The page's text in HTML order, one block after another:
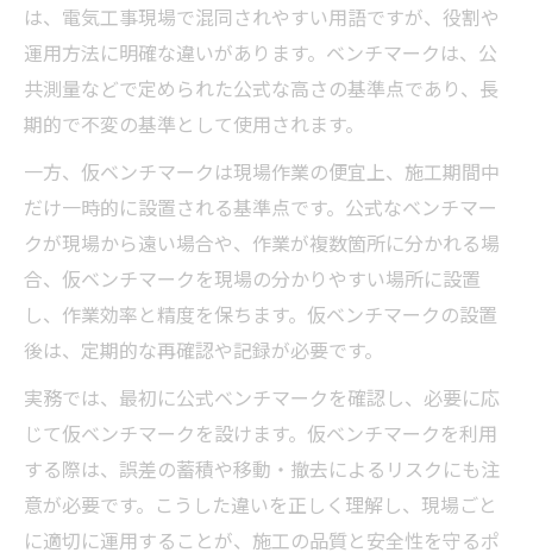
測量ベンチマークとの違いを明確に押さえ
る
建築現場で役立つ仮ベンチマーク設置方法
ベンチマークと仮ベンチマークの違いに注目
電気工事現場でのベンチマーク違いを解説
基準点と仮ベンチマークの使い分け方とは
測量で重要なベンチマークの役割を整理
建築分野におけるベンチマーク留意点
仮ベンチマーク設定で注意したい実務ポイ
ント
建築分野での電気工事ベンチマークの重要性
電気工事と建築現場の基準点連携を考える
建築基準と電気工事ベンチマークの関連性
は、電気工事現場で混同されやすい用語ですが、役割や
運用方法に明確な違いがあります。ベンチマークは、公
共測量などで定められた公式な高さの基準点であり、長
期的で不変の基準として使用されます。
一方、仮ベンチマークは現場作業の便宜上、施工期間中
だけ一時的に設置される基準点です。公式なベンチマー
クが現場から遠い場合や、作業が複数箇所に分かれる場
合、仮ベンチマークを現場の分かりやすい場所に設置
し、作業効率と精度を保ちます。仮ベンチマークの設置
後は、定期的な再確認や記録が必要です。
実務では、最初に公式ベンチマークを確認し、必要に応
じて仮ベンチマークを設けます。仮ベンチマークを利用
する際は、誤差の蓄積や移動・撤去によるリスクにも注
意が必要です。こうした違いを正しく理解し、現場ごと
に適切に運用することが、施工の品質と安全性を守るポ